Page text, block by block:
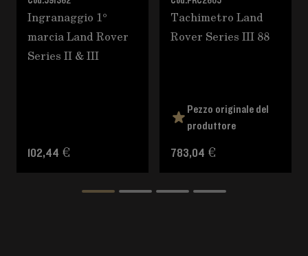
Ingranaggio 1°
marcia Land Rover
Series II & III
102,44 €
Tachimetro Land
Rover Series III 88
Pezzo originale del
produttore
783,04 €